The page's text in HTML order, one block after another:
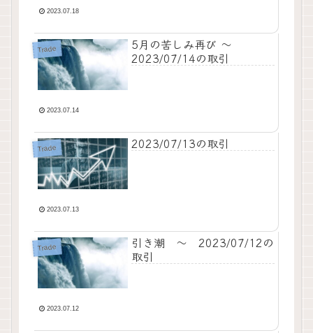
2023.07.18
Trade
5月の苦しみ再び ～
2023/07/14の取引
2023.07.14
Trade 2023/07/13の取引
2023.07.13
Trade
引き潮 ～ 2023/07/12の
取引
2023.07.12